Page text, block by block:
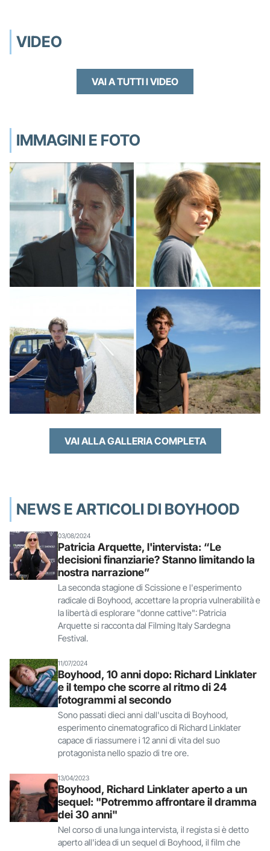
VIDEO
VAI A TUTTI I VIDEO
IMMAGINI E FOTO
VAI ALLA GALLERIA COMPLETA
NEWS E ARTICOLI DI BOYHOOD
03/08/2024
Patricia Arquette, l'intervista: “Le
decisioni finanziarie? Stanno limitando la
nostra narrazione”
La seconda stagione di Scissione e l'esperimento
radicale di Boyhood, accettare la propria vulnerabilità e
la libertà di esplorare "donne cattive": Patricia
Arquette si racconta dal Filming Italy Sardegna
Festival.
11/07/2024
Boyhood, 10 anni dopo: Richard Linklater
e il tempo che scorre al ritmo di 24
fotogrammi al secondo
Sono passati dieci anni dall'uscita di Boyhood,
esperimento cinematografico di Richard Linklater
capace di riassumere i 12 anni di vita del suo
protagonista nello spazio di tre ore.
13/04/2023
Boyhood, Richard Linklater aperto a un
sequel: "Potremmo affrontare il dramma
dei 30 anni"
Nel corso di una lunga intervista, il regista si è detto
aperto all'idea di un sequel di Boyhood, il film che